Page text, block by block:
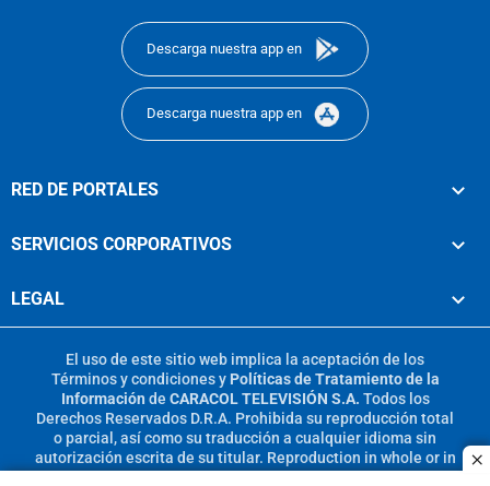
Descarga nuestra app en
Descarga nuestra app en
RED DE PORTALES
SERVICIOS CORPORATIVOS
LEGAL
El uso de este sitio web implica la aceptación de los
Términos y condicionesy Políticas de Tratamiento de la
Información de CARACOL TELEVISIÓN S.A. Todos los
Derechos Reservados D.R.A. Prohibida su reproducción total
o parcial, así como su traducción a cualquier idioma sin
autorización escrita de su titular. Reproduction in whole or in